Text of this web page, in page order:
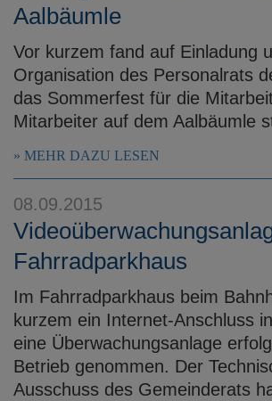
Aalbäumle
Vor kurzem fand auf Einladung
Organisation des Personalrats
das Sommerfest für die
Mitarbeiter auf dem Aalbäumle
MEHR DAZU LESEN
08.09.2015
Fahrradparkhaus
Im Fahrradparkhaus beim
kurzem ein Internet-Anschluss
eine Überwachungsanlage
Betrieb genommen. Der
Ausschuss des Gemeinderats